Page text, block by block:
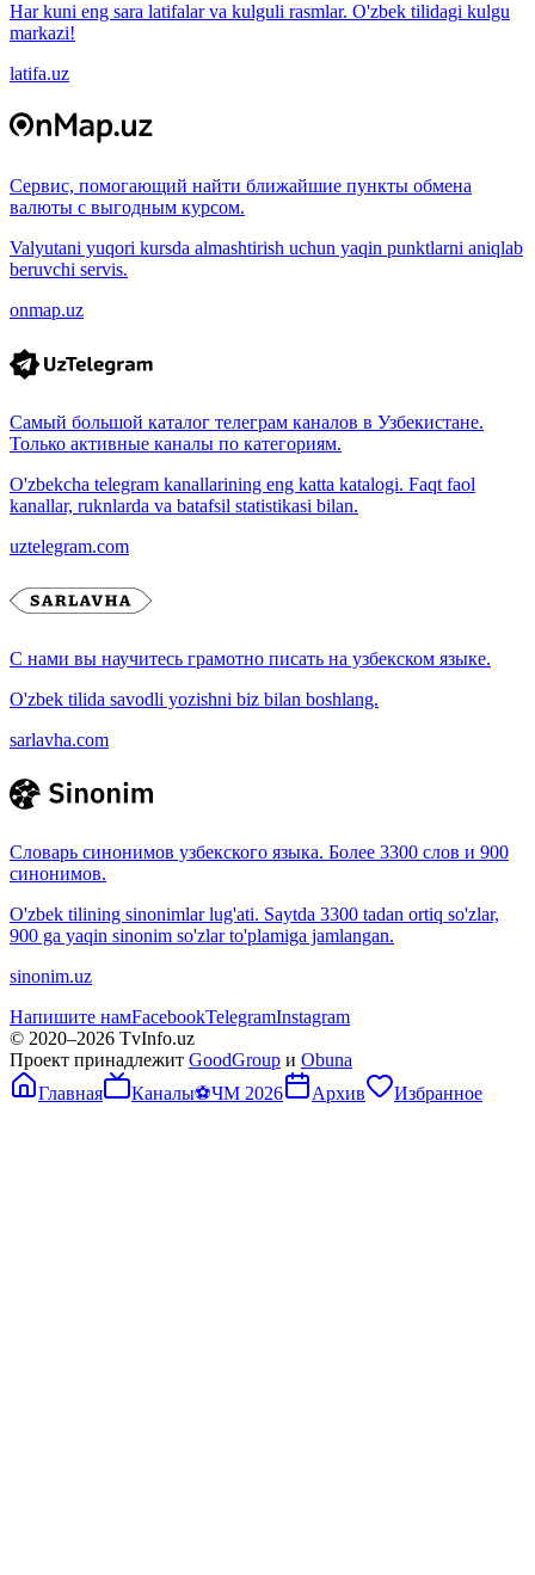
Har kuni eng sara latifalar va kulguli rasmlar. O'zbek tilidagi kulgu
markazi!
latifa.uz
Сервис, помогающий найти ближайшие пункты обмена
валюты с выгодным курсом.
Valyutani yuqori kursda almashtirish uchun yaqin punktlarni aniqlab
beruvchi servis.
onmap.uz
Самый большой каталог телеграм каналов в Узбекистане.
Только активные каналы по категориям.
O'zbekcha telegram kanallarining eng katta katalogi. Faqt faol
kanallar, ruknlarda va batafsil statistikasi bilan.
uztelegram.com
С нами вы научитесь грамотно писать на узбекском языке.
O'zbek tilida savodli yozishni biz bilan boshlang.
sarlavha.com
Словарь синонимов узбекского языка. Более 3300 слов и 900
синонимов.
O'zbek tilining sinonimlar lug'ati. Saytda 3300 tadan ortiq so'zlar,
900 ga yaqin sinonim so'zlar to'plamiga jamlangan.
sinonim.uz
Напишите намFacebookTelegramInstagram
© 2020–2026 TvInfo.uz
Проект принадлежит GoodGroup и Obuna
Главная
Каналы⚽ЧМ 2026 Архив Избранное